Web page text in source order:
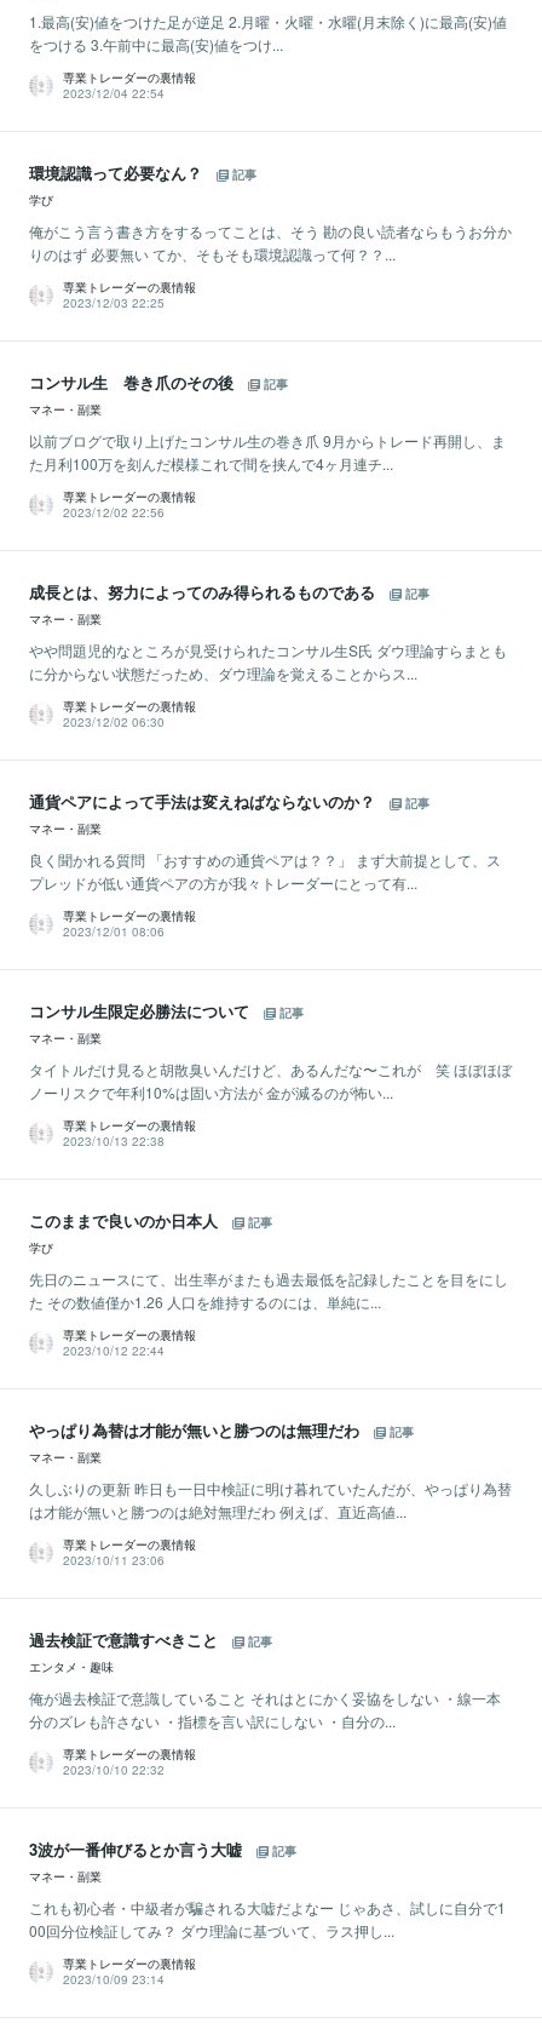
1.最高(安)値をつけた足が逆足 2.月曜・火曜・水曜(月末除く)に最高(安)値
をつける 3.午前中に最高(安)値をつけ...
専業トレーダーの裏情報
2023/12/04 22:54
環境認識って必要なん？
記事
学び
俺がこう言う書き方をするってことは、そう 勘の良い読者ならもうお分か
りのはず 必要無い てか、そもそも環境認識って何？？...
専業トレーダーの裏情報
2023/12/03 22:25
コンサル生 巻き爪のその後
記事
マネー・副業
以前ブログで取り上げたコンサル生の巻き爪 9月からトレード再開し、ま
た月利100万を刻んだ模様これで間を挟んで4ヶ月連チ...
専業トレーダーの裏情報
2023/12/02 22:56
成長とは、努力によってのみ得られるものである
記事
マネー・副業
やや問題児的なところが見受けられたコンサル生S氏 ダウ理論すらまとも
に分からない状態だっため、ダウ理論を覚えることからス...
専業トレーダーの裏情報
2023/12/02 06:30
通貨ペアによって手法は変えねばならないのか？
記事
マネー・副業
良く聞かれる質問 「おすすめの通貨ペアは？？」 まず大前提として、ス
プレッドが低い通貨ペアの方が我々トレーダーにとって有...
専業トレーダーの裏情報
2023/12/01 08:06
コンサル生限定必勝法について
記事
マネー・副業
タイトルだけ見ると胡散臭いんだけど、あるんだな〜これが 笑 ほぼほぼ
ノーリスクで年利10%は固い方法が 金が減るのが怖い...
専業トレーダーの裏情報
2023/10/13 22:38
このままで良いのか日本人
記事
学び
先日のニュースにて、出生率がまたも過去最低を記録したことを目をにし
た その数値僅か1.26 人口を維持するのには、単純に...
専業トレーダーの裏情報
2023/10/12 22:44
やっぱり為替は才能が無いと勝つのは無理だわ
記事
マネー・副業
久しぶりの更新 昨日も一日中検証に明け暮れていたんだが、やっぱり為替
は才能が無いと勝つのは絶対無理だわ 例えば、直近高値...
専業トレーダーの裏情報
2023/10/11 23:06
過去検証で意識すべきこと
記事
エンタメ・趣味
俺が過去検証で意識していること それはとにかく妥協をしない ・線一本
分のズレも許さない ・指標を言い訳にしない ・自分の...
専業トレーダーの裏情報
2023/10/10 22:32
3波が一番伸びるとか言う大嘘
記事
マネー・副業
これも初心者・中級者が騙される大嘘だよなー じゃあさ、試しに自分で1
00回分位検証してみ？ ダウ理論に基づいて、ラス押し...
専業トレーダーの裏情報
2023/10/09 23:14